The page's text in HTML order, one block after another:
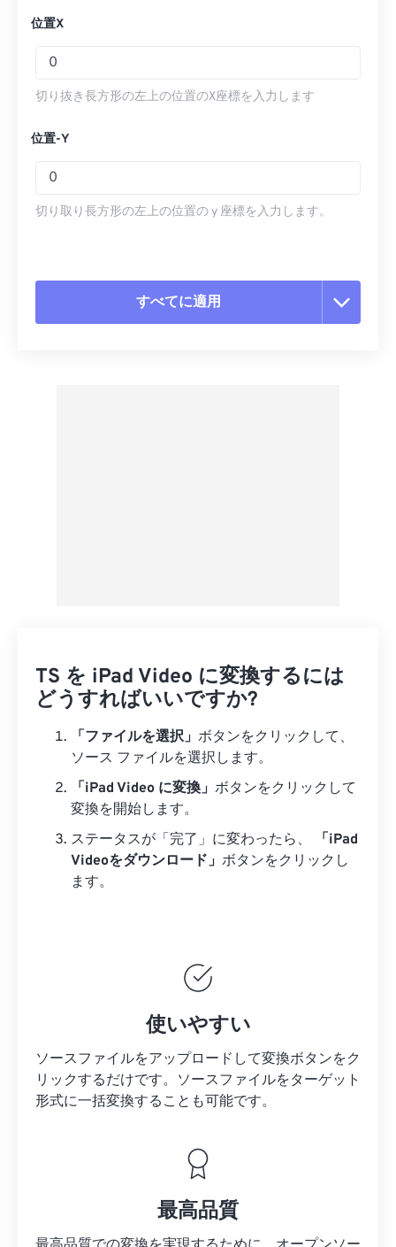
位置X
切り抜き長方形の左上の位置のX座標を入力します
位置-Y
切り取り長方形の左上の位置の y 座標を入力します。
すべてに適用
TS を iPad Video に変換するには
どうすればいいですか?
「ファイルを選択」 ボタンをクリックして、
ソース ファイルを選択します。
「iPad Video に変換」 ボタンをクリックして
変換を開始します。
ステータスが「完了」に変わったら、
「iPad
Videoをダウンロード」 ボタンをクリックし
ます。
使いやすい
ソースファイルをアップロードして変換ボタンをク
リックするだけです。 ソースファイルをターゲット
形式に一括変換することも可能です。
最高品質